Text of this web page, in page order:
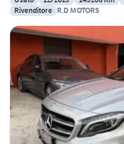
Rivenditore R.D MOTORS